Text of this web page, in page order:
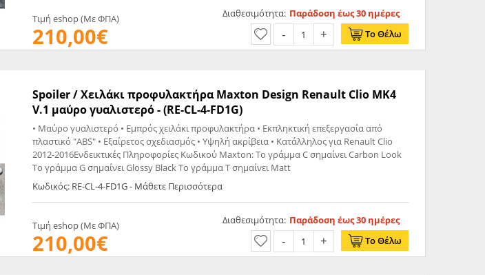
Τιμή eshop (Με ΦΠΑ)
210,00€
Διαθεσιμότητα: Παράδοση έως 30 ημέρες
Το Θέλω
Spoiler / Χειλάκι προφυλακτήρα Maxton Design Renault Clio MK4
V.1 μαύρο γυαλιστερό - (RE-CL-4-FD1G)
• Μαύρο γυαλιστερό • Εμπρός χειλάκι προφυλακτήρα • Εκπληκτική επεξεργασία από
πλαστικό "ABS" • Εξαίρετος σχεδιασμός • Υψηλή ακρίβεια • Κατάλληλος για Renault Clio
2012-2016Ενδεικτικές Πληροφορίες Κωδικού Maxton: Το γράμμα C σημαίνει Carbon Look
Το γράμμα G σημαίνει Glossy Black Το γράμμα T σημαίνει Matt
Κωδικός: RE-CL-4-FD1G - Μάθετε Περισσότερα
Τιμή eshop (Με ΦΠΑ)
210,00€
Διαθεσιμότητα: Παράδοση έως 30 ημέρες
Το Θέλω